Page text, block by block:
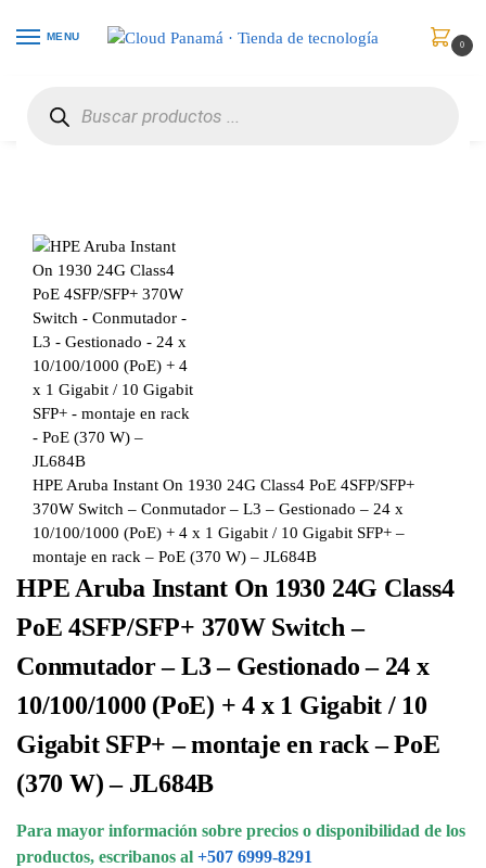
MENU
0
HPE Aruba Instant On 1930 24G Class4 PoE 4SFP/SFP+
370W Switch – Conmutador – L3 – Gestionado – 24 x
10/100/1000 (PoE) + 4 x 1 Gigabit / 10 Gigabit SFP+ –
montaje en rack – PoE (370 W) – JL684B
HPE Aruba Instant On 1930 24G Class4
PoE 4SFP/SFP+ 370W Switch –
Conmutador – L3 – Gestionado – 24 x
10/100/1000 (PoE) + 4 x 1 Gigabit / 10
Gigabit SFP+ – montaje en rack – PoE
(370 W) – JL684B
Para mayor información sobre precios o disponibilidad de los
productos, escribanos al +507 6999-8291